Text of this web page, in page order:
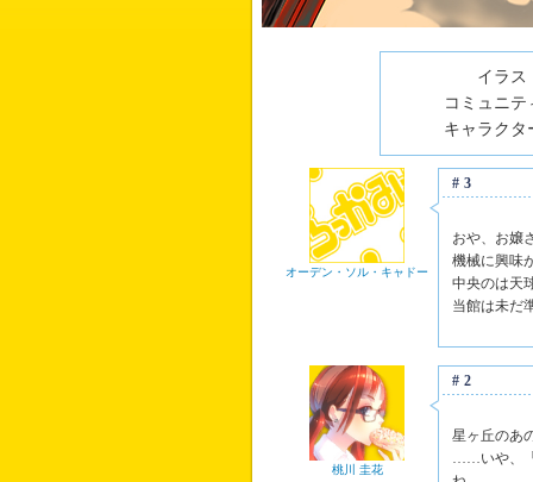
イラス
コミュニテ
キャラクタ
オーデン・ソル・キャドー
#3
おや、お嬢
機械に興味
中央のは天
当館は未だ
桃川 圭花
#2
星ヶ丘のあ
……いや、「